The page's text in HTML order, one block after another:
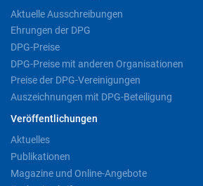
Aktuelle Ausschreibungen
Ehrungen der DPG
DPG-Preise
DPG-Preise mit anderen Organisationen
Preise der DPG-Vereinigungen
Auszeichnungen mit DPG-Beteiligung
Veröffentlichungen
Aktuelles
Publikationen
Magazine und Online-Angebote